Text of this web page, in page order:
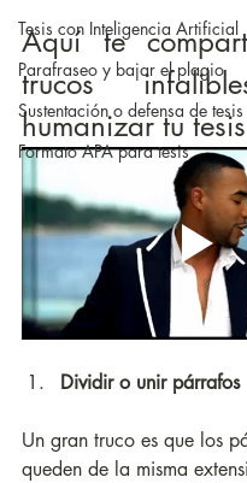
Tesis con Inteligencia Artificial
Parafraseo y bajar el plagio
Sustentación o defensa de tesis
Formato APA para tesis
Aquí te
trucos
humanizar tu
Dividir o unir párrafos
Un gran truco es que los
queden de la misma